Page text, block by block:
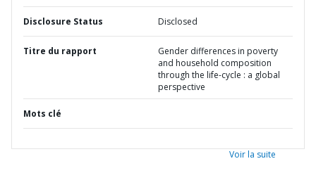
Disclosure Status Disclosed
Titre du rapport
Gender differences in poverty
and household composition
through the life-cycle : a global
perspective
Mots clé
Voir la suite